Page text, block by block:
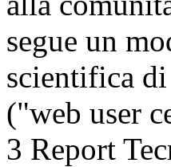
segue un
scientifica
("web user
3 Report